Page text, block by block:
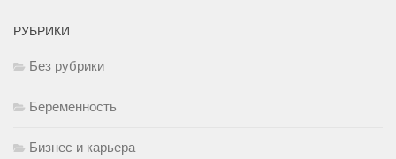
РУБРИКИ
Без рубрики
Беременность
Бизнес и карьера